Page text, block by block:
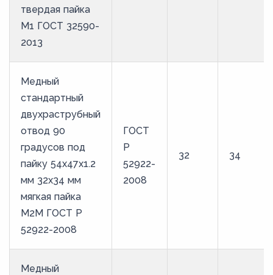
твердая пайка
М1 ГОСТ 32590-
2013
Медный
стандартный
двухраструбный
отвод 90
градусов под
пайку 54х47х1.2
мм 32х34 мм
мягкая пайка
М2М ГОСТ Р
52922-2008
ГОСТ
Р
52922-
2008
32 34
Медный